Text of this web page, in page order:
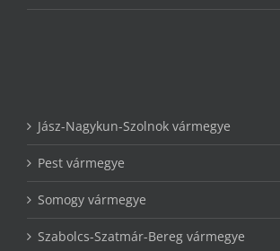
Jász-Nagykun-Szolnok vármegye
Pest vármegye
Somogy vármegye
Szabolcs-Szatmár-Bereg vármegye